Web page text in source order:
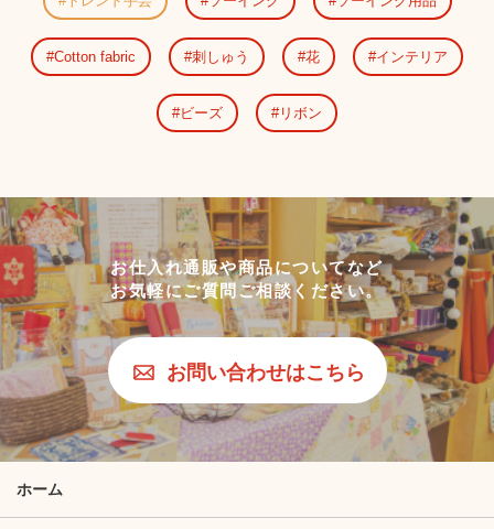
Cotton fabric 刺しゅう 花 インテリア
ビーズ リボン
お仕入れ通販や商品についてなど
お気軽にご質問ご相談ください。
お問い合わせはこちら
ホーム